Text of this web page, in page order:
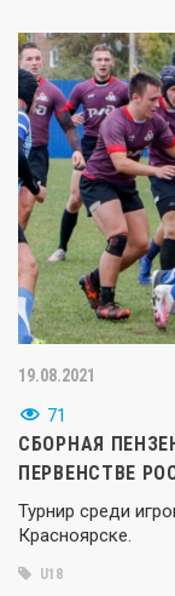
19.08.2021
71
СБОРНАЯ
ПЕРВЕНСТВЕ
Турнир среди
Красноярске.
U18